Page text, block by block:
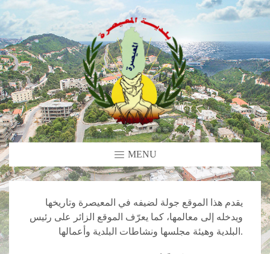
MENU
يقدم هذا الموقع جولة لضيفه في المعيصرة وتاريخها
ويدخله إلى معالمها، كما يعرّف الموقع الزائر على رئيس
البلدية وهيئة مجلسها ونشاطات البلدية وأعمالها.